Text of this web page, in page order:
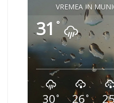
VREMEA ÎN
31 °
30° 26° 25